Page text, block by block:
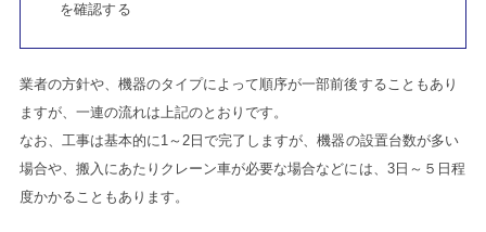
を確認する
業者の方針や、機器のタイプによって順序が一部前後することもあり
ますが、一連の流れは上記のとおりです。
なお、工事は基本的に1～2日で完了しますが、機器の設置台数が多い
場合や、搬入にあたりクレーン車が必要な場合などには、3日～５日程
度かかることもあります。